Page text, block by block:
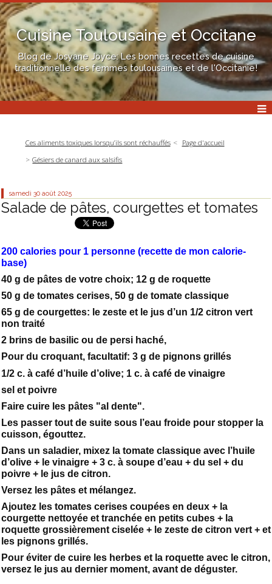
Cuisine Toulousaine et Occitane
Blog de Josyane Joyce: Les bonnes recettes de cuisine
traditionnelle des femmes toulousaines et de l'Occitanie!
Ces aliments toxiques lorsqu’ils sont réchauffés
Page d'accueil
Gésiers de canard aux salsifis
samedi 30 août 2025
Salade de pâtes, courgettes et tomates
200 calories pour 1 personne (recette de mon calorie-
base)
40 g de pâtes de votre choix; 12 g de roquette
50 g de tomates cerises, 50 g de tomate classique
65 g de courgettes: le zeste et le jus d’un 1/2 citron vert
non traité
2 brins de basilic ou de persi haché,
Pour du croquant, facultatif: 3 g de pignons grillés
1/2 c. à café d’huile d’olive; 1 c. à café de vinaigre
sel et poivre
Faire cuire les pâtes "al dente".
Les passer tout de suite sous l’eau froide pour stopper la
cuisson, égouttez.
Dans un saladier, mixez la tomate classique avec l’huile
d’olive + le vinaigre + 3 c. à soupe d’eau + du sel + du
poivre + le jus de citron.
Versez les pâtes et mélangez.
Ajoutez les tomates cerises coupées en deux + la
courgette nettoyée et tranchée en petits cubes + la
roquette grossièrement ciselée + le zeste de citron vert + et
les pignons grillés.
Pour éviter de cuire les herbes et la roquette avec le citron,
versez le jus au dernier moment, avant de déguster.